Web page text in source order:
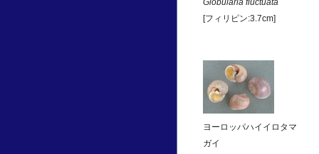
Globularia fluctuata
[フィリピン:3.7cm]
ヨーロッパハイイロタマ
ガイ